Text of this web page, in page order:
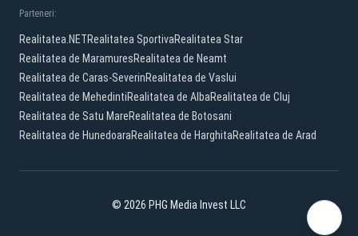
Parteneri:
Realitatea.NETRealitatea SportivaRealitatea Star
Realitatea de MaramuresRealitatea de Neamt
Realitatea de Caras-SeverinRealitatea de Vaslui
Realitatea de MehedintiRealitatea de AlbaRealitatea de Cluj
Realitatea de Satu MareRealitatea de Botosani
Realitatea de HunedoaraRealitatea de HarghitaRealitatea de Arad
© 2026 PHG Media Invest LLC